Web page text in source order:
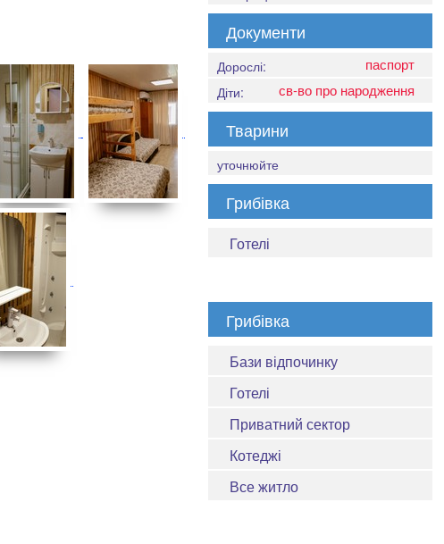
Документи
Дорослі: паспорт
Діти: св-во про народження
Тварини
уточнюйте
Грибівка
Готелі
Грибівка
Бази відпочинку
Готелі
Приватний сектор
Котеджі
Все житло